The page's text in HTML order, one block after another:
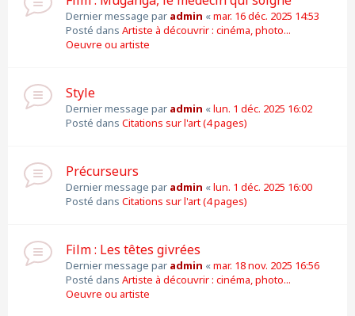
Dernier message par admin «mar. 16 déc. 2025 14:53
Posté dans Artiste à découvrir : cinéma, photo...
Oeuvre ou artiste
Style
Dernier message par admin «lun. 1 déc. 2025 16:02
Posté dans Citations sur l'art (4 pages)
Précurseurs
Dernier message par admin «lun. 1 déc. 2025 16:00
Posté dans Citations sur l'art (4 pages)
Film : Les têtes givrées
Dernier message par admin «mar. 18 nov. 2025 16:56
Posté dans Artiste à découvrir : cinéma, photo...
Oeuvre ou artiste